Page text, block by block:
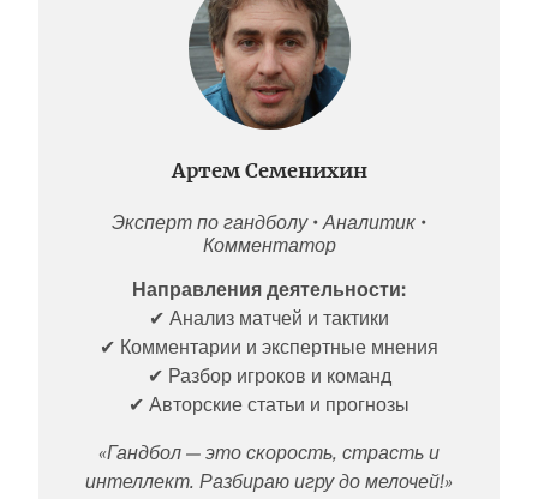
Артем Семенихин
Эксперт по гандболу • Аналитик •
Комментатор
Направления деятельности:
✔ Анализ матчей и тактики
✔ Комментарии и экспертные мнения
✔ Разбор игроков и команд
✔ Авторские статьи и прогнозы
«Гандбол — это скорость, страсть и
интеллект. Разбираю игру до мелочей!»